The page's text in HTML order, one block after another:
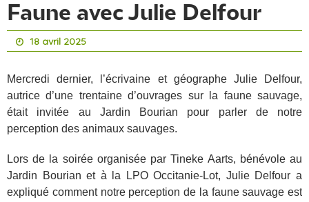
Faune avec Julie Delfour
18 avril 2025
Mercredi dernier, l’écrivaine et géographe Julie Delfour,
autrice d’une trentaine d’ouvrages sur la faune sauvage,
était invitée au Jardin Bourian pour parler de notre
perception des animaux sauvages.
Lors de la soirée organisée par Tineke Aarts, bénévole au
Jardin Bourian et à la LPO Occitanie-Lot, Julie Delfour a
expliqué comment notre perception de la faune sauvage est